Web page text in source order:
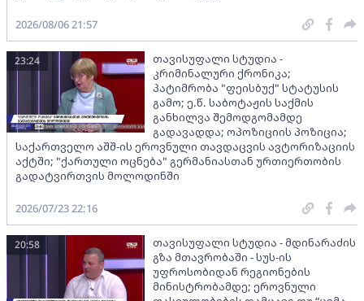
2026/08/06 21:57
თავისუფალი სტუდია -
კრიმინალური ქრონიკა;
პატიმრობა "ფეისბუქ" სტატუსის
გამო; ე.წ. საბოტაჟის საქმის
განხილვა შემოდგომამდე
გადავადდა; ოპოზიციის პოზიცია;
საქართველო აშშ-ის ეროვნული თავდაცვის ავტორიზაციის
აქტში; "ქართული ოცნება" გერმანიასთან ურთიერთობის
გადატვირთვის მოლოდინში
23:24
2026/07/23 22:16
თავისუფალი სტუდია - მდინარაძის
გზა მთავრობაში - სუს-ის
უფროსობიდან რეგიონების
მინისტრობამდე; ეროვნული
20:58